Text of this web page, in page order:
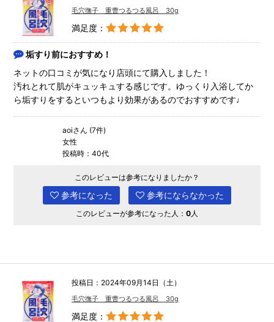
毛穴撫子 重曹つるつる風呂 30g
満足度：
垢すり前におすすめ！
ネットの口コミが気になり店頭にて購入しました！
汚れとれて肌がキュッキュする感じです。ゆっくり入浴してか
ら垢すりをするといつもより効果があるのでおすすめです♩
aoiさん (7件)
女性
投稿時：40代
このレビューは参考になりましたか？
参考になった 参考にならなかった
このレビューが参考になった人： 0 人
投稿日：2024年09月14日（土）
毛穴撫子 重曹つるつる風呂 30g
満足度：